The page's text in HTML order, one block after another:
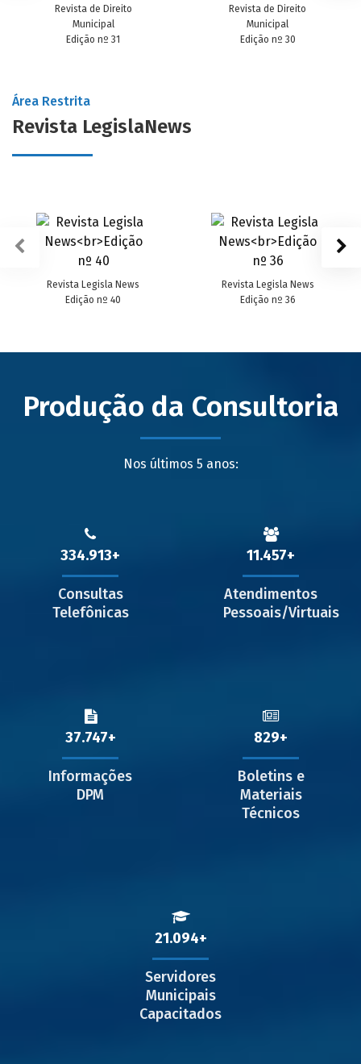
Revista de Direito
Municipal
Edição nº 31
Revista de Direito
Municipal
Edição nº 30
Área Restrita
Revista LegislaNews
Revista Legisla News
Edição nº 40
Revista Legisla News
Edição nº 36
Produção da Consultoria
Nos últimos 5 anos:
334.913
Consultas
Telefônicas
11.457
Atendimentos
Pessoais/Virtuais
37.747
Informações
DPM
829
Boletins e
Materiais
Técnicos
21.094
Servidores
Municipais
Capacitados